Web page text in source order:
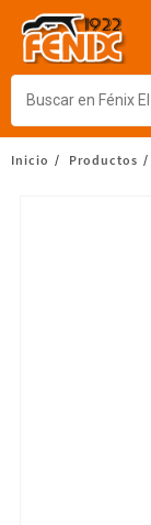
Inicio Productos